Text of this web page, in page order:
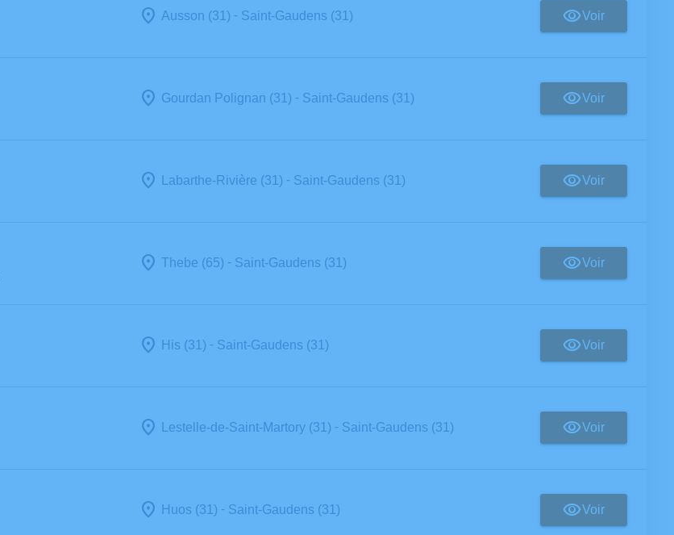
Ausson (31) - Saint-Gaudens (31) Voir
Gourdan Polignan (31) - Saint-Gaudens (31) Voir
Labarthe-Rivière (31) - Saint-Gaudens (31) Voir
Thebe (65) - Saint-Gaudens (31) Voir
His (31) - Saint-Gaudens (31) Voir
Lestelle-de-Saint-Martory (31) - Saint-Gaudens (31) Voir
Huos (31) - Saint-Gaudens (31) Voir